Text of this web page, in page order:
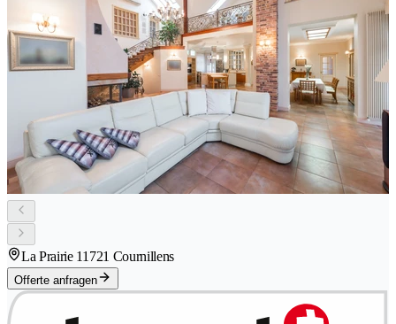
La Prairie 11721 Cournillens
Offerte anfragen